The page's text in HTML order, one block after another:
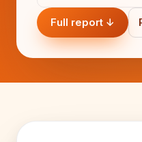
Full report ↓